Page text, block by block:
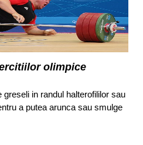
olimpice
in randul halterofililor sau
a putea arunca sau smulge